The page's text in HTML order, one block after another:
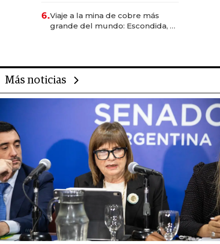
6.Viaje a la mina de cobre más
grande del mundo: Escondida, el
Más noticias